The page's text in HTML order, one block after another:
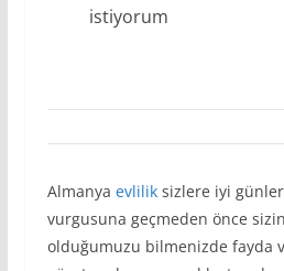
istiyorum
Almanya evliliksizlere iyi
vurgusuna geçmeden önce
olduğumuzu bilmenizde fayda